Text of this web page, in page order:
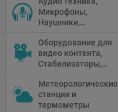
Микрофоны,
Наушники,
микшеры, Кабели и
адаптеры
Оборудование для
видео контента,
Стабилизаторы,
Мониторы,
Профессиональное
видео
Метеорологические
станции и
термометры